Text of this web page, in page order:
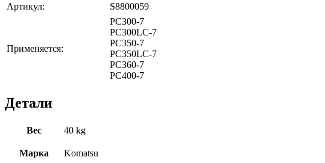
Артикул:
S8800059
Применяется:
PC300-7
PC300LC-7
PC350-7
PC350LC-7
PC360-7
PC400-7
Детали
Вес 40 kg
Марка Komatsu